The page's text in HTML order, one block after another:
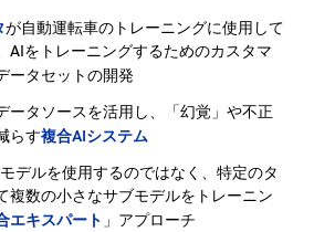
が自動運転車のトレーニングに使用して
AIをトレーニングするためのカスタマ
ータセットの開発
ータソースを活用し、「幻覚」や不正
らす複合AIシステム
デルを使用するのではなく、特定のタ
複数の小さなサブモデルをトレーニン
エキスパート 」アプローチ